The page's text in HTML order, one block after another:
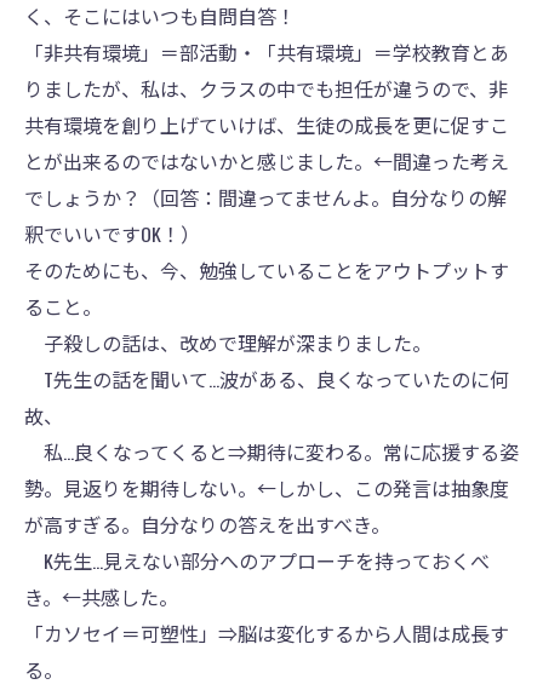
く、そこにはいつも自問自答！
「非共有環境」＝部活動・「共有環境」＝学校教育とあ
りましたが、私は、クラスの中でも担任が違うので、非
共有環境を創り上げていけば、生徒の成長を更に促すこ
とが出来るのではないかと感じました。←間違った考え
でしょうか？（回答：間違ってませんよ。自分なりの解
釈でいいですOK！）
そのためにも、今、勉強していることをアウトプットす
ること。
子殺しの話は、改めで理解が深まりました。
T先生の話を聞いて…波がある、良くなっていたのに何
故、
私…良くなってくると⇒期待に変わる。常に応援する姿
勢。見返りを期待しない。←しかし、この発言は抽象度
が高すぎる。自分なりの答えを出すべき。
K先生…見えない部分へのアプローチを持っておくべ
き。←共感した。
「カソセイ＝可塑性」⇒脳は変化するから人間は成長す
る。